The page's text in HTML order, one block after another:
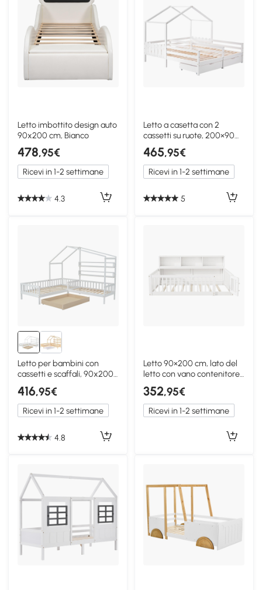
Letto imbottito design auto
90x200 cm, Bianco
478,95€
Ricevi in 1-2 settimane
4.3
Letto a casetta con 2
cassetti su ruote, 200×90
cm, Bianco
465,95€
Ricevi in 1-2 settimane
5
Letto per bambini con
cassetti e scaffali, 90x200
cm+140x70 cm, Bianco
416,95€
Ricevi in 1-2 settimane
4.8
Letto 90×200 cm, lato del
letto con vano contenitore,
Bianco
352,95€
Ricevi in 1-2 settimane